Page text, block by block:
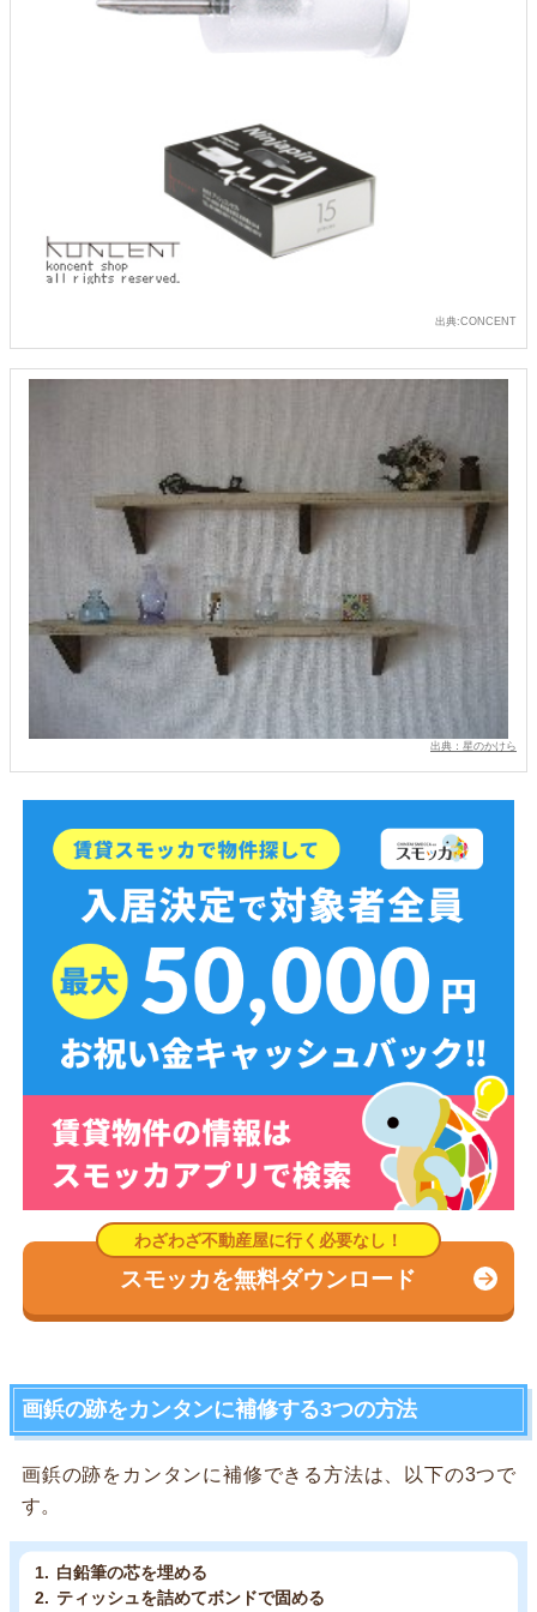
出典:CONCENT
出典：星のかけら
スモッカを無料ダウンロード
画鋲の跡をカンタンに補修する3つの方法
画鋲の跡をカンタンに補修できる方法は、以下の3つで
す。
白鉛筆の芯を埋める
ティッシュを詰めてボンドで固める